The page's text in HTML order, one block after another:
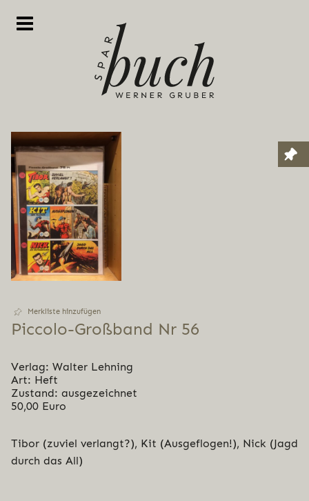
Merkliste hinzufügen
Piccolo-Großband Nr 56
Verlag: Walter Lehning
Art: Heft
Zustand: ausgezeichnet
50,00 Euro
Tibor (zuviel verlangt?), Kit (Ausgeflogen!), Nick (Jagd
durch das All)